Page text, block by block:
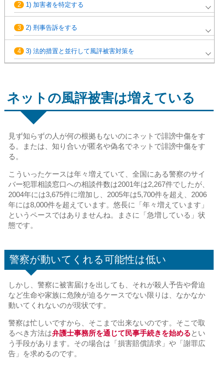
2 1) 加害者を特定する
3 2) 刑事告訴をする
4 3) 法的措置と並行して風評被害対策を
ネットの風評被害は増えている
見ず知らずの人が何の根拠もないのにネットで誹謗中傷をす
る。または、知り合いが匿名や偽名でネットで誹謗中傷をす
る。
こういったケースは年々増えていて、全国にある警察のサイ
バー犯罪相談窓口への相談件数は2001年は2,267件でしたが、
2004年には3,675件に増加し、2005年は5,700件を超え、2006
年には8,000件を超えています。悠長に「年々増えています」
というペースではありませんね。まさに「急増している」状
態です。
警察が動いてくれる可能性は低い
しかし、警察に被害届けを出しても、それが殺人予告や脅迫
など生命や家族に危険が迫るケースでない限りは、なかなか
動いてくれないのが現状です。
警察は忙しいですから、そこまで出来ないのです。そこで取
るべき方法は弁護士事務所を通じて民事手続きを始めるとい
う手段があります。その場合は「損害賠償請求」や「謝罪広
告」を求めるのです。